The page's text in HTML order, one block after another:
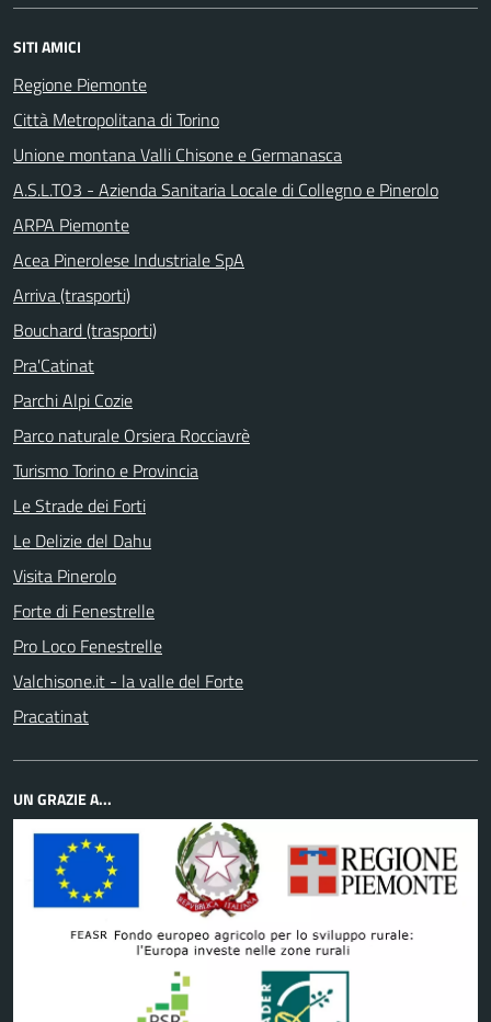
SITI AMICI
Regione Piemonte
Città Metropolitana di Torino
Unione montana Valli Chisone e Germanasca
A.S.L.TO3 - Azienda Sanitaria Locale di Collegno e Pinerolo
ARPA Piemonte
Acea Pinerolese Industriale SpA
Arriva (trasporti)
Bouchard (trasporti)
Pra'Catinat
Parchi Alpi Cozie
Parco naturale Orsiera Rocciavrè
Turismo Torino e Provincia
Le Strade dei Forti
Le Delizie del Dahu
Visita Pinerolo
Forte di Fenestrelle
Pro Loco Fenestrelle
Valchisone.it - la valle del Forte
Pracatinat
UN GRAZIE A...